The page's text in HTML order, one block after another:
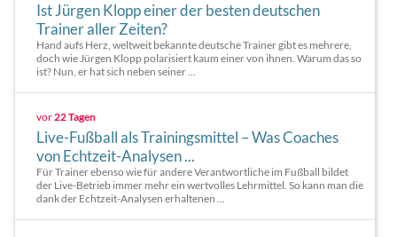
Ist Jürgen Klopp einer der besten deutschen
Trainer aller Zeiten?
Hand aufs Herz, weltweit bekannte deutsche Trainer gibt es mehrere,
doch wie Jürgen Klopp polarisiert kaum einer von ihnen. Warum das so
ist? Nun, er hat sich neben seiner ...
vor22 Tagen
Live-Fußball als Trainingsmittel – Was Coaches
von Echtzeit-Analysen ...
Für Trainer ebenso wie für andere Verantwortliche im Fußball bildet
der Live-Betrieb immer mehr ein wertvolles Lehrmittel. So kann man die
dank der Echtzeit-Analysen erhaltenen ...